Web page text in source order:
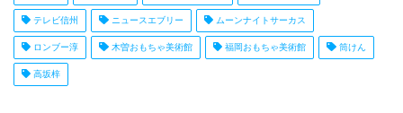
テレビ信州 ニュースエブリー ムーンナイトサーカス
ロンブー淳 木曽おもちゃ美術館 福岡おもちゃ美術館 筒けん
高坂梓